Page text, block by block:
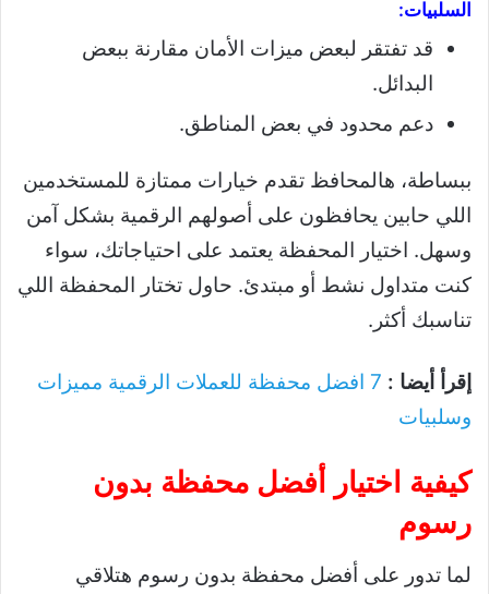
السلبيات:
قد تفتقر لبعض ميزات الأمان مقارنة ببعض
البدائل.
دعم محدود في بعض المناطق.
ببساطة، هالمحافظ تقدم خيارات ممتازة للمستخدمين
اللي حابين يحافظون على أصولهم الرقمية بشكل آمن
وسهل. اختيار المحفظة يعتمد على احتياجاتك، سواء
كنت متداول نشط أو مبتدئ. حاول تختار المحفظة اللي
تناسبك أكثر.
إقرأ أيضا :
7 افضل محفظة للعملات الرقمية مميزات
وسلبيات
كيفية اختيار أفضل محفظة بدون
رسوم
لما تدور على أفضل محفظة بدون رسوم هتلاقي